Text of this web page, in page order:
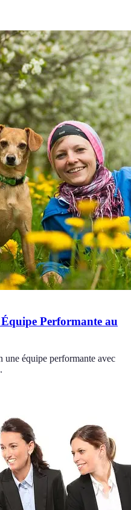
Performante au
une équipe performante avec